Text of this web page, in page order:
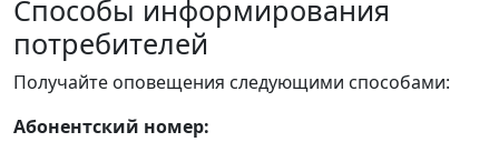
Способы информирования
потребителей
Получайте оповещения следующими способами:
Абонентский номер: